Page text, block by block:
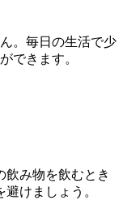
。毎日の生活で少
できます。
飲み物を飲むとき
避けましょう。